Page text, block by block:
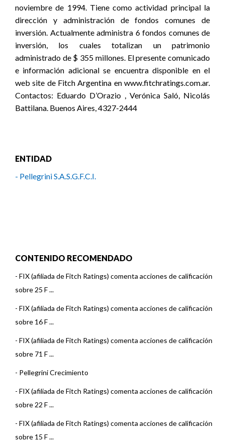
noviembre de 1994. Tiene como actividad principal la
dirección y administración de fondos comunes de
inversión. Actualmente administra 6 fondos comunes de
inversión, los cuales totalizan un patrimonio
administrado de $ 355 millones. El presente comunicado
e información adicional se encuentra disponible en el
web site de Fitch Argentina en www.fitchratings.com.ar.
Contactos: Eduardo D’Orazio , Verónica Saló, Nicolás
Battilana. Buenos Aires, 4327-2444
ENTIDAD
- Pellegrini S.A.S.G.F.C.I.
CONTENIDO RECOMENDADO
- FIX (afiliada de Fitch Ratings) comenta acciones de calificación
sobre 25 F ...
- FIX (afiliada de Fitch Ratings) comenta acciones de calificación
sobre 16 F ...
- FIX (afiliada de Fitch Ratings) comenta acciones de calificación
sobre 71 F ...
- Pellegrini Crecimiento
- FIX (afiliada de Fitch Ratings) comenta acciones de calificación
sobre 22 F ...
- FIX (afiliada de Fitch Ratings) comenta acciones de calificación
sobre 15 F ...